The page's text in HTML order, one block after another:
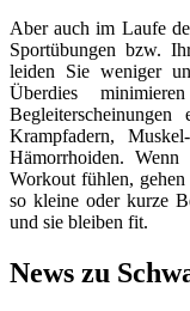
Aber auch im Laufe
Sportübungen bzw.
leiden Sie weniger
Überdies
Krampfadern,
Hämorrhoiden.
Workout fühlen,
so kleine oder kurze
und sie bleiben fit.
News zu